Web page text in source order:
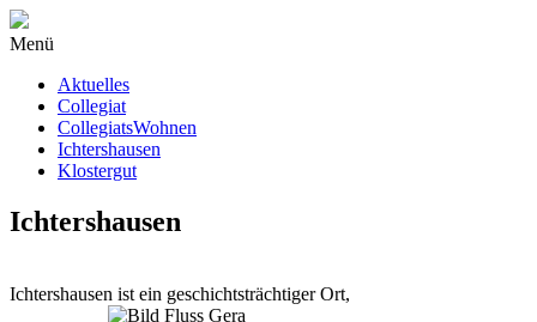
Menü
Aktuelles
Collegiat
CollegiatsWohnen
Ichtershausen
Klostergut
Ichtershausen
Ichtershausen ist ein geschichtsträchtiger Ort,